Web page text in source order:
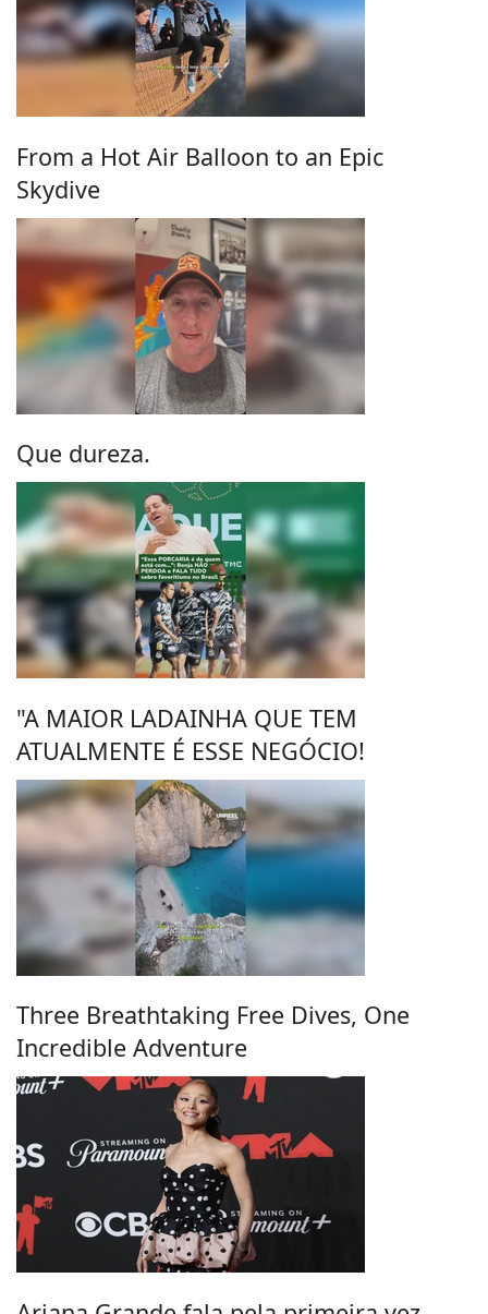
From a Hot Air Balloon to an Epic
Skydive
Que dureza.
"A MAIOR LADAINHA QUE TEM
ATUALMENTE É ESSE NEGÓCIO!
Three Breathtaking Free Dives, One
Incredible Adventure